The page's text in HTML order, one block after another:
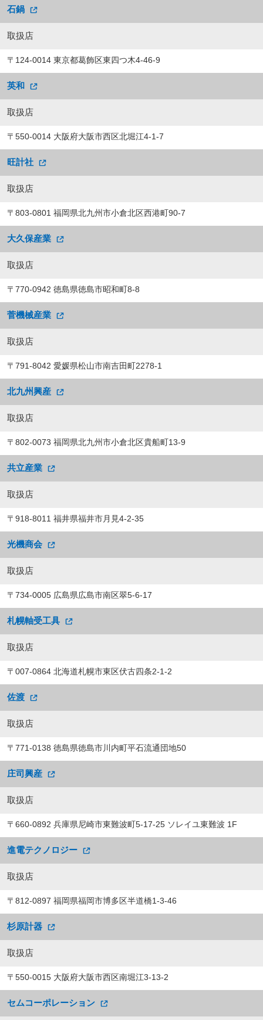
石鍋
取扱店
〒124-0014 東京都葛飾区東四つ木4-46-9
英和
取扱店
〒550-0014 大阪府大阪市西区北堀江4-1-7
旺計社
取扱店
〒803-0801 福岡県北九州市小倉北区西港町90-7
大久保産業
取扱店
〒770-0942 徳島県徳島市昭和町8-8
菅機械産業
取扱店
〒791-8042 愛媛県松山市南吉田町2278-1
北九州興産
取扱店
〒802-0073 福岡県北九州市小倉北区貴船町13-9
共立産業
取扱店
〒918-8011 福井県福井市月見4-2-35
光機商会
取扱店
〒734-0005 広島県広島市南区翠5-6-17
札幌軸受工具
取扱店
〒007-0864 北海道札幌市東区伏古四条2-1-2
佐渡
取扱店
〒771-0138 徳島県徳島市川内町平石流通団地50
庄司興産
取扱店
〒660-0892 兵庫県尼崎市東難波町5-17-25 ソレイユ東難波 1F
進電テクノロジー
取扱店
〒812-0897 福岡県福岡市博多区半道橋1-3-46
杉原計器
取扱店
〒550-0015 大阪府大阪市西区南堀江3-13-2
セムコーポレーション